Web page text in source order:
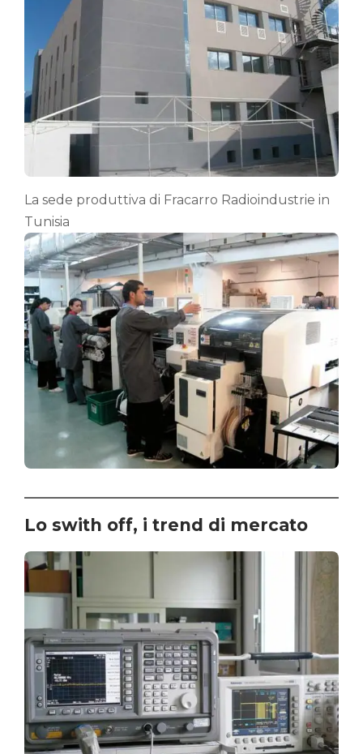
La sede produttiva di Fracarro Radioindustrie in
Tunisia
Lo swith off, i trend di mercato